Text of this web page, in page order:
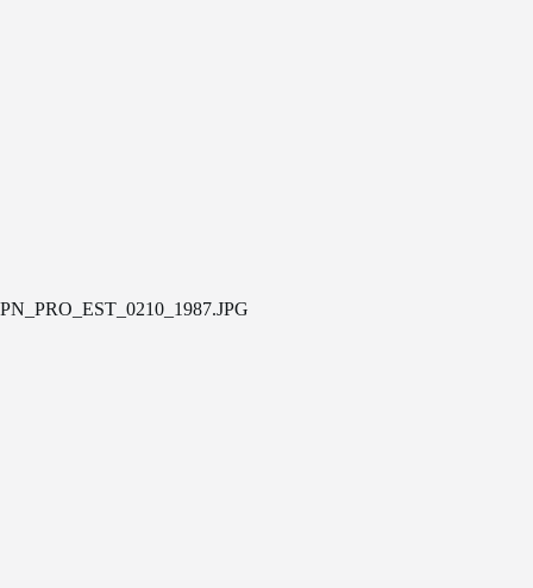
PN_PRO_EST_0210_1987.JPG